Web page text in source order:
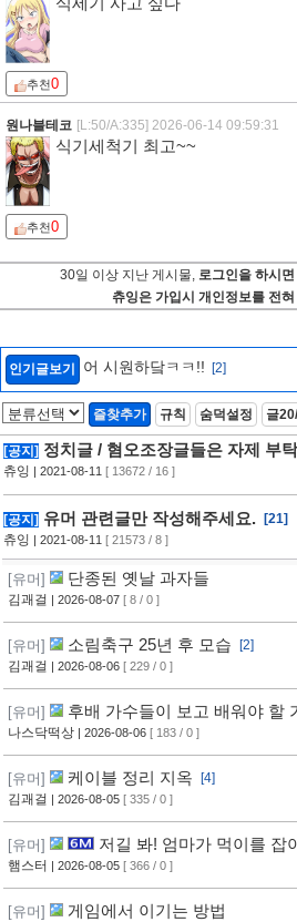
식세기 사고 싶다
추천0
원나블테코 [L:50/A:335] 2026-06-14 09:59:31
식기세척기 최고~~
추천0
30일 이상 지난 게시물, 로그인을 하시
츄잉은 가입시 개인정보를 전
인기글보기 어 시원하닼ㅋㅋ!! [2]
즐찾추가 규칙 숨덕설정 글
[공지] 정치글 / 혐오조장글들은 자제 부
츄잉 | 2021-08-11 [ 13672 / 16 ]
[공지] 유머 관련글만 작성해주세요.
[21]
츄잉 | 2021-08-11 [ 21573 / 8 ]
[유머] 단종된 옛날 과자들
김괘걸 | 2026-08-07 [ 8 / 0 ]
[유머] 소림축구 25년 후 모습
[2]
김괘걸
| 2026-08-06 [ 229 / 0 ]
[유머] 후배 가수들이 보고 배워야 할
나스닥떡상 | 2026-08-06 [ 183 / 0 ]
[유머] 케이블 정리 지옥
[4]
김괘걸
| 2026-08-05 [ 335 / 0 ]
[유머] 저길 봐! 엄마가 먹이를 잡
햄스터
| 2026-08-05 [ 366 / 0 ]
[유머] 게임에서 이기는 방법